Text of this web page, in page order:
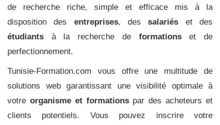
de recherche riche, simple et efficace mis à la
disposition des entreprises, dessalariés et des
étudiants à la recherche de formationset de
perfectionnement.
Tunisie-Formation.com vous offre une multitude de
solutions web garantissant une visibilité optimale à
votre organisme et formationspar des acheteurs et
clients potentiels. Vous pouvez inscrire votre